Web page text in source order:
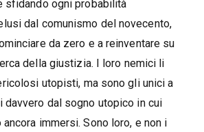
sfidando ogni probabilità
dal comunismo del novecento,
da zero e a reinventare su
della giustizia. I loro nemici li
utopisti, ma sono gli unici a
dal sogno utopico in cui
immersi. Sono loro, e non i